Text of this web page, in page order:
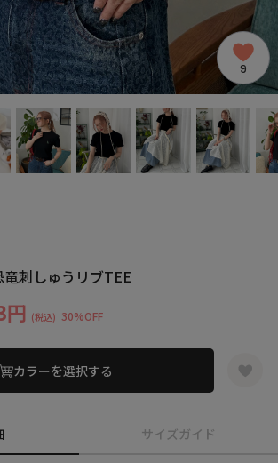
9
竜刺しゅうリブTEE
円 (税込) 30%OFF
カラーを選択する
サイズガイド